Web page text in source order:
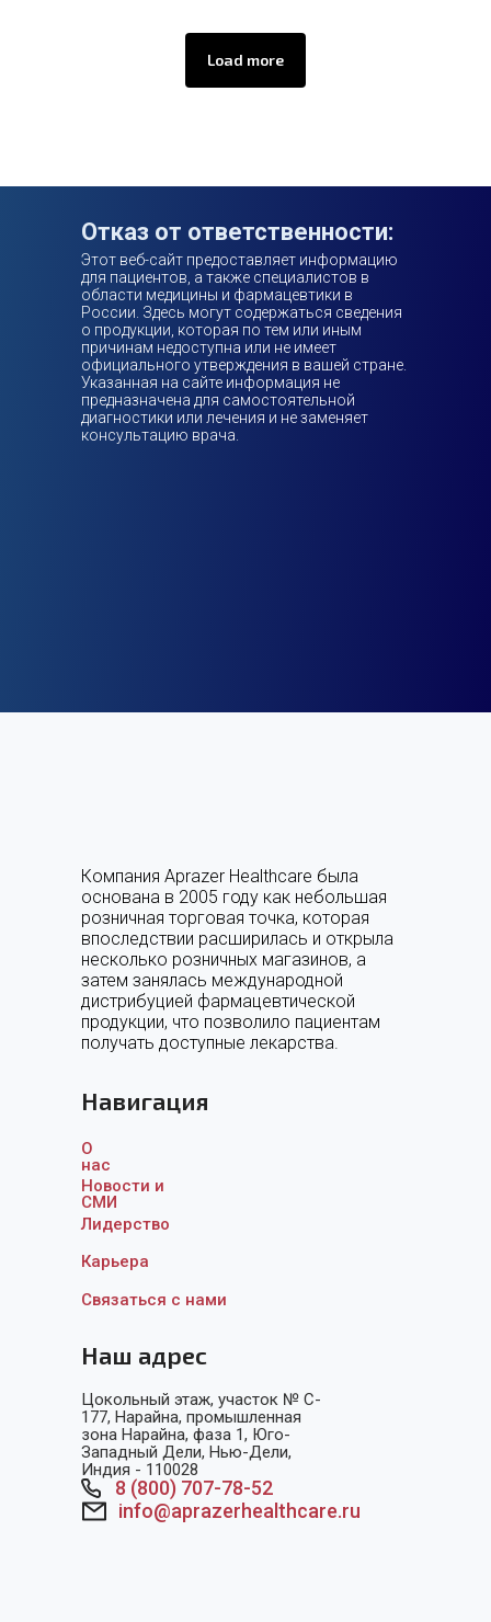
Load more
Отказ от ответственности:
Этот веб-сайт предоставляет информацию
для пациентов, а также специалистов в
области медицины и фармацевтики в
России. Здесь могут содержаться сведения
о продукции, которая по тем или иным
причинам недоступна или не имеет
официального утверждения в вашей стране.
Указанная на сайте информация не
предназначена для самостоятельной
диагностики или лечения и не заменяет
консультацию врача.
Компания Aprazer Healthcare была
основана в 2005 году как небольшая
розничная торговая точка, которая
впоследствии расширилась и открыла
несколько розничных магазинов, а
затем занялась международной
дистрибуцией фармацевтической
продукции, что позволило пациентам
получать доступные лекарства.
Навигация
О
нас
Новости и
СМИ
Лидерство
Карьера
Связаться с нами
Наш адрес
Цокольный этаж, участок № C-
177, Нарайна, промышленная
зона Нарайна, фаза 1, Юго-
Западный Дели, Нью-Дели,
Индия - 110028
8 (800) 707-78-52
info@aprazerhealthcare.ru